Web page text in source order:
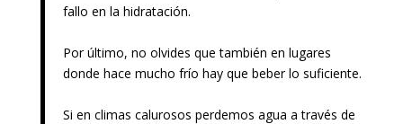
fallo en la hidratación.
Por último, no olvides que también en lugares
donde hace mucho frío hay que beber lo suficiente.
Si en climas calurosos perdemos agua a través de